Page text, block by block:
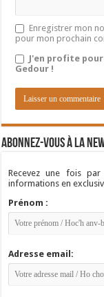
Enregistrer mon
pour mon prochain
J'en profite
Gedour !
Abonnez-vous à la
Recevez une fois
informations en
Prénom :
Adresse email: